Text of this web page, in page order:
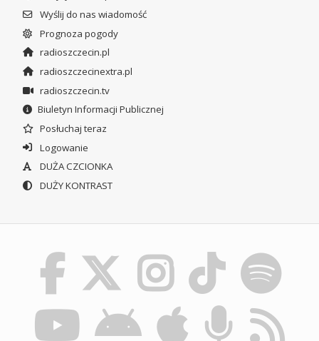
Wyślij do nas wiadomość
Prognoza pogody
radioszczecin.pl
radioszczecinextra.pl
radioszczecin.tv
Biuletyn Informacji Publicznej
Posłuchaj teraz
Logowanie
DUŻA CZCIONKA
DUŻY KONTRAST